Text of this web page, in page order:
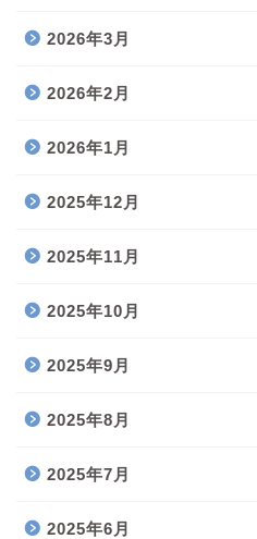
2026年3月
2026年2月
2026年1月
2025年12月
2025年11月
2025年10月
2025年9月
2025年8月
2025年7月
2025年6月